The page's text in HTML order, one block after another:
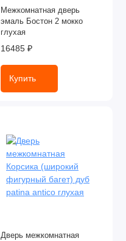
Межкомнатная дверь
эмаль Бостон 2 мокко
глухая
16485 ₽
Купить
Дверь межкомнатная